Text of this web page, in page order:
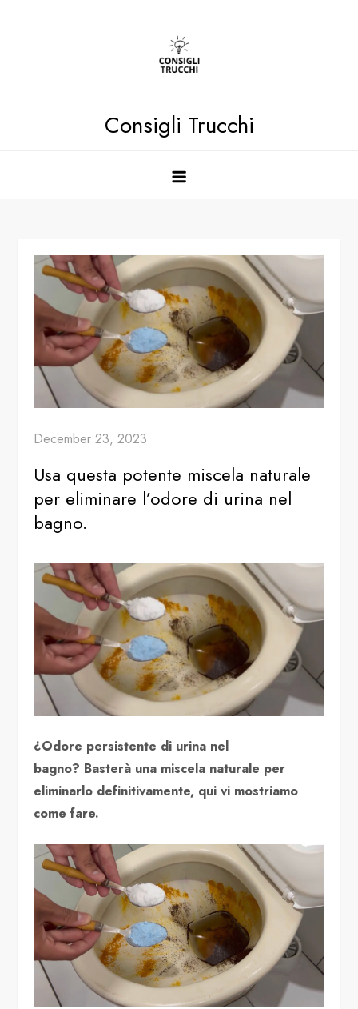
Consigli Trucchi
December 23, 2023
Usa questa potente miscela naturale
per eliminare l’odore di urina nel
bagno.
¿Odore persistente di urina nel
bagno? Basterà una miscela naturale per
eliminarlo definitivamente, qui vi mostriamo
come fare.